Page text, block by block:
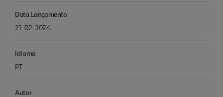
Data Lançamento
21-02-2024
Idioma
PT
Autor